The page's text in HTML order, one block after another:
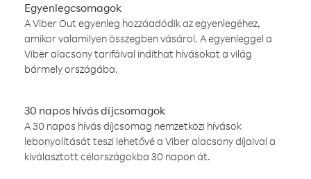
Egyenlegcsomagok
A Viber Out egyenleg hozzáadódik az egyenlegéhez,
amikor valamilyen összegben vásárol. A egyenleggel a
Viber alacsony tarifáival indíthat hívásokat a világ
bármely országába.
30 napos hívás díjcsomagok
A 30 napos hívás díjcsomag nemzetközi hívások
lebonyolítását teszi lehetővé a Viber alacsony díjaival a
kiválasztott célországokba 30 napon át.